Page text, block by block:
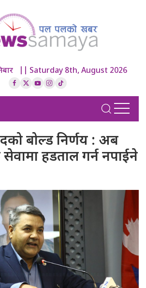
|| Saturday 8th, August 2026
बोल्ड निर्णय : अब
हडताल गर्न नपाईने